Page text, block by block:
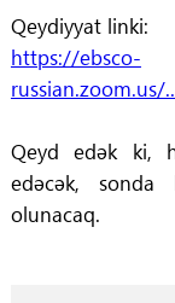
Qeydiyyat linki:
https://ebsco-
russian.zoom.us/
Qeyd edək ki,
edəcək, sonda
olunacaq.